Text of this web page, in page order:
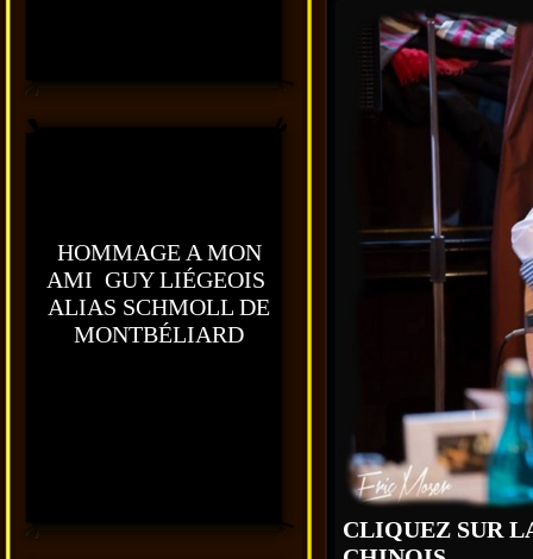
HOMMAGE A MON
AMI GUY LIÉGEOIS
ALIAS SCHMOLL DE
MONTBÉLIARD
CLIQUEZ SUR